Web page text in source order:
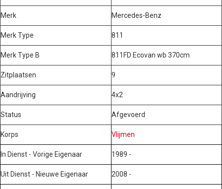
Merk Mercedes-Benz
Merk Type 811
Merk Type B 811FD Ecovan wb 370cm
Zitplaatsen 9
Aandrijving 4x2
Status Afgevoerd
Korps Vlijmen
In Dienst - Vorige Eigenaar 1989 -
Uit Dienst - Nieuwe Eigenaar 2008 -